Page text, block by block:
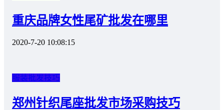
重庆品牌女性尾矿批发在哪里
2020-7-20 10:08:15
服装批发技巧
郑州针织尾座批发市场采购技巧